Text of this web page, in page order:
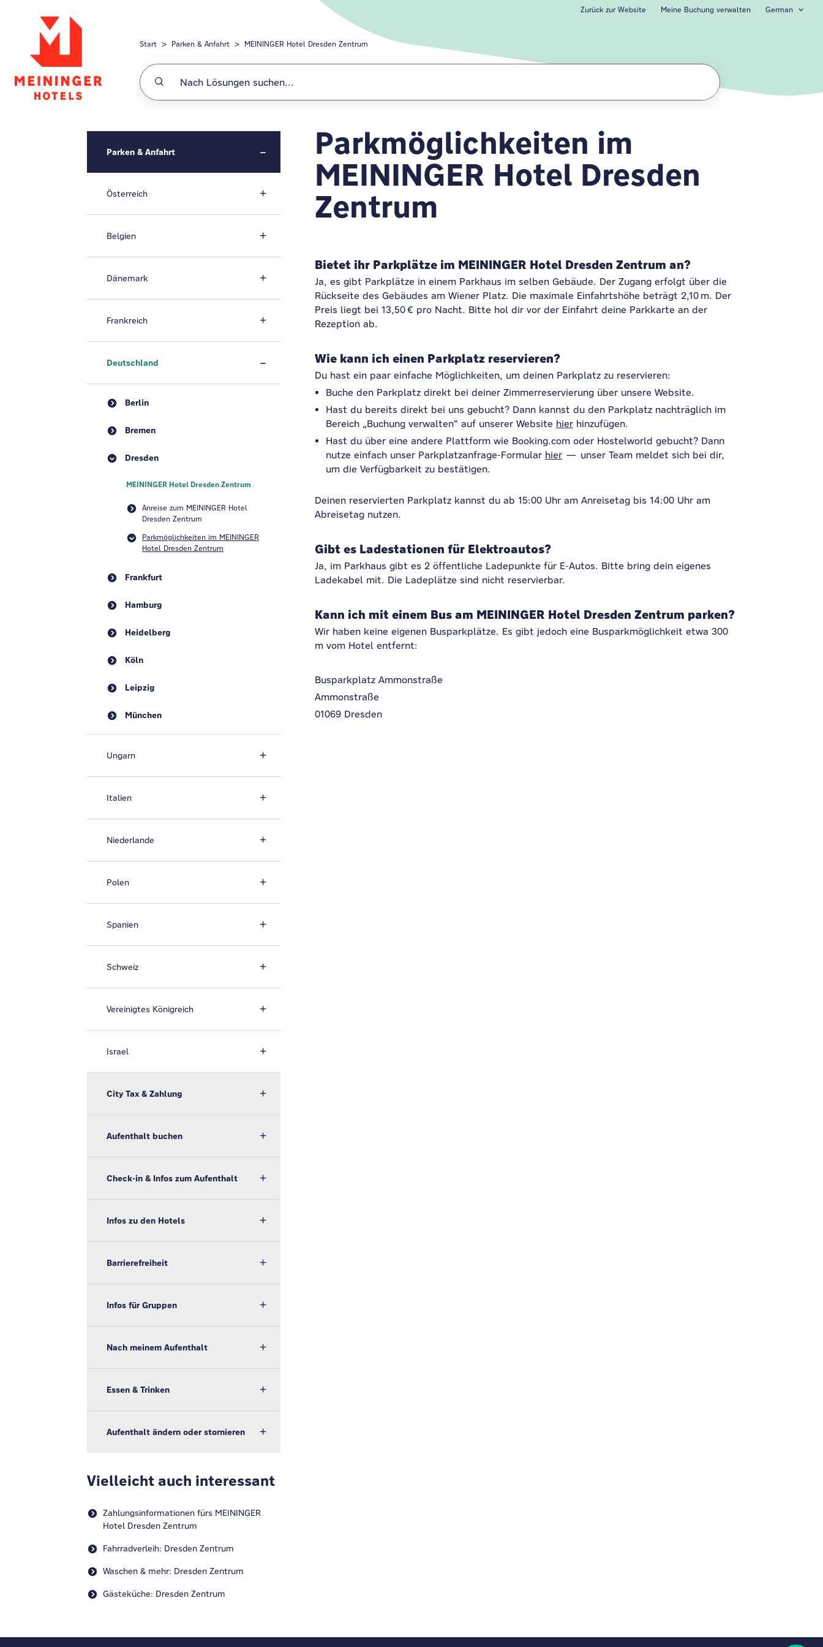
Zurück zur Website Meine Buchung verwalten German
Start Parken & Anfahrt MEININGER Hotel Dresden Zentrum
MEININGER Hotel Dresden
Parkmöglichkeiten im
MEININGER Hotel Dresden
Zentrum
Bietet ihr Parkplätze im MEININGER Hotel Dresden Zentrum an?
Ja, es gibt Parkplätze in einem Parkhaus im selben Gebäude. Der Zugang erfolgt über die
Rückseite des Gebäudes am Wiener Platz. Die maximale Einfahrtshöhe beträgt 2,10 m. Der
Preis liegt bei 13,50 € pro Nacht. Bitte hol dir vor der Einfahrt deine Parkkarte an der
Rezeption ab.
Wie kann ich einen Parkplatz reservieren?
Du hast ein paar einfache Möglichkeiten, um deinen Parkplatz zu reservieren:
Buche den Parkplatz direkt bei deiner Zimmerreservierung über unsere Website.
Hast du bereits direkt bei uns gebucht? Dann kannst du den Parkplatz nachträglich im
Bereich „Buchung verwalten“ auf unserer Website hier hinzufügen.
Hast du über eine andere Plattform wie Booking.com oder Hostelworld gebucht? Dann
nutze einfach unser Parkplatzanfrage-Formular hier — unser Team meldet sich bei dir,
um die Verfügbarkeit zu bestätigen.
Deinen reservierten Parkplatz kannst du ab 15:00 Uhr am Anreisetag bis 14:00 Uhr am
Abreisetag nutzen.
Gibt es Ladestationen für Elektroautos?
Ja, im Parkhaus gibt es 2 öffentliche Ladepunkte für E-Autos. Bitte bring dein eigenes
Ladekabel mit. Die Ladeplätze sind nicht reservierbar.
Kann ich mit einem Bus am MEININGER Hotel Dresden Zentrum parken?
Wir haben keine eigenen Busparkplätze. Es gibt jedoch eine Busparkmöglichkeit etwa 300
m vom Hotel entfernt:
Busparkplatz Ammonstraße
Ammonstraße
01069 Dresden
Parken & Anfahrt
Österreich
Belgien
Dänemark
Frankreich
Deutschland
Berlin
Bremen
Dresden
MEININGER Hotel Dresden Zentrum
Anreise zum MEININGER Hotel
Dresden Zentrum
Parkmöglichkeiten im MEININGER
Hotel Dresden Zentrum
Frankfurt
Hamburg
Heidelberg
Köln
Leipzig
München
Ungarn
Italien
Niederlande
Polen
Spanien
Schweiz
Vereinigtes Königreich
Israel
City Tax & Zahlung
Aufenthalt buchen
Check-in & Infos zum Aufenthalt
Infos zu den Hotels
Barrierefreiheit
Infos für Gruppen
Nach meinem Aufenthalt
Essen & Trinken
Aufenthalt ändern oder stornieren
Vielleicht auch interessant
Zahlungsinformationen fürs MEININGER
Hotel Dresden Zentrum
Fahrradverleih: Dresden Zentrum
Waschen & mehr: Dresden Zentrum
Gästeküche: Dresden Zentrum